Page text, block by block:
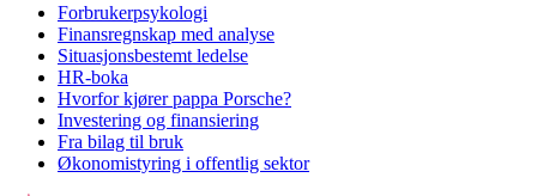
Forbrukerpsykologi
Finansregnskap med analyse
Situasjonsbestemt ledelse
HR-boka
Hvorfor kjører pappa Porsche?
Investering og finansiering
Fra bilag til bruk
Økonomistyring i offentlig sektor